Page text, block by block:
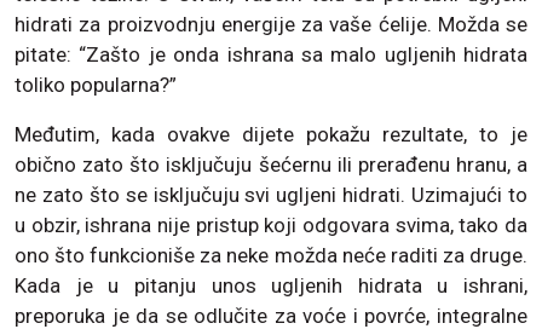
hidrati za proizvodnju energije za vaše ćelije. Možda se
pitate: “Zašto je onda ishrana sa malo ugljenih hidrata
toliko popularna?”
Međutim, kada ovakve dijete pokažu rezultate, to je
obično zato što isključuju šećernu ili prerađenu hranu, a
ne zato što se isključuju svi ugljeni hidrati. Uzimajući to
u obzir, ishrana nije pristup koji odgovara svima, tako da
ono što funkcioniše za neke možda neće raditi za druge.
Kada je u pitanju unos ugljenih hidrata u ishrani,
preporuka je da se odlučite za voće i povrće, integralne